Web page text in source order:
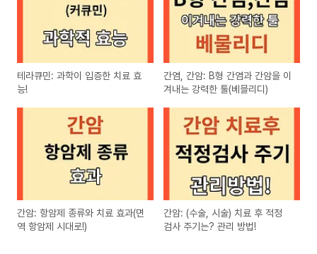
테라큐민: 과학이 입증한 치료 효
능!
간염, 간암: B형 간염과 간암을 이
겨내는 강력한 툴(베믈리디)
간암: 항암제 종류와 치료 효과(면
역 항암제 시대로!)
간암: (수술, 시술) 치료 후 적정
검사 주기는? 관리 방법!